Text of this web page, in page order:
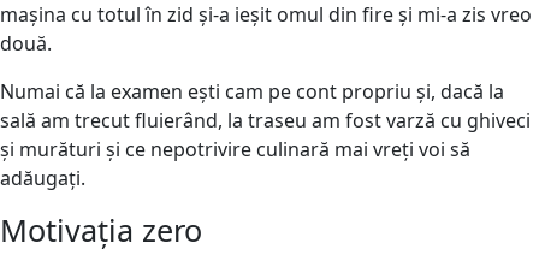
mașina cu totul în zid și-a ieșit omul din fire și mi-a zis vreo
două.
Numai că la examen ești cam pe cont propriu și, dacă la
sală am trecut fluierând, la traseu am fost varză cu ghiveci
și murături și ce nepotrivire culinară mai vreți voi să
adăugați.
Motivația zero